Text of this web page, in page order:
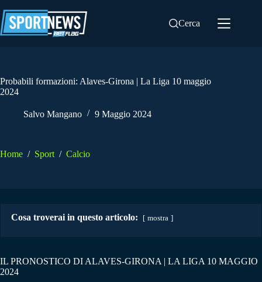
al
contenuto
Cerca
Probabili formazioni: Alaves-Girona | La Liga 10 maggio
2024
Salvo Mangano 9 Maggio 2024
Home / Sport / Calcio
Cosa troverai in questo articolo: mostra
IL PRONOSTICO DI ALAVES-GIRONA | LA LIGA 10 MAGGIO
2024